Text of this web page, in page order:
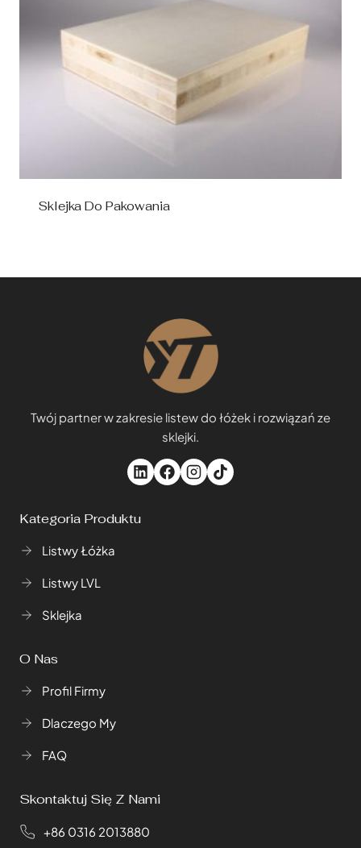
Sklejka Do Pakowania
Twój partner w zakresie listew do łóżek i rozwiązań ze
sklejki.
Kategoria Produktu
Listwy Łóżka
Listwy LVL
Sklejka
O Nas
Profil Firmy
Dlaczego My
FAQ
Skontaktuj Się Z Nami
+86 0316 2013880